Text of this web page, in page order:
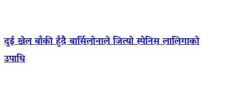
दुई खेल बाँकी हुँदै बार्सिलोनाले जित्यो स्पेनिस लालिगाको
उपाधि